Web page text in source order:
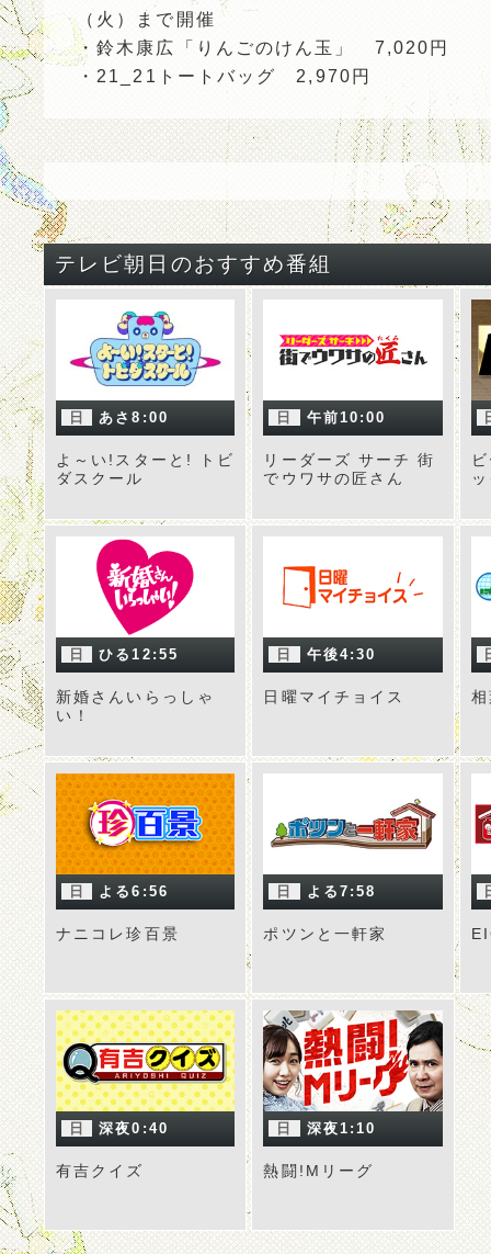
（火）まで開催
・鈴木康広「りんごのけん玉」 7,020円
・21_21トートバッグ 2,970円
テレビ朝日のおすすめ番組
日 あさ8:00
よ～い!スターと! トビ
ダスクール
日 午前10:00
リーダーズ サーチ 街
でウワサの匠さん
日 ひる12:55
新婚さんいらっしゃ
い！
日 午後4:30
日曜マイチョイス
日 よる6:56
ナニコレ珍百景
日 よる7:58
ポツンと一軒家
日 深夜0:40
有吉クイズ
日 深夜1:10
熱闘!Mリーグ